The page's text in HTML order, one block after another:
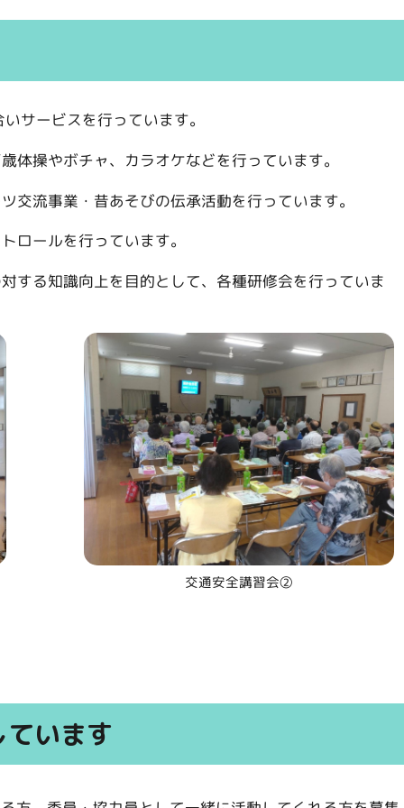
サービスを行っています。
体操やボチャ、カラオケなどを行っています。
交流事業・昔あそびの伝承活動を行っています。
ロールを行っています。
する知識向上を目的として、各種研修会を行っていま
交通安全講習会②
います